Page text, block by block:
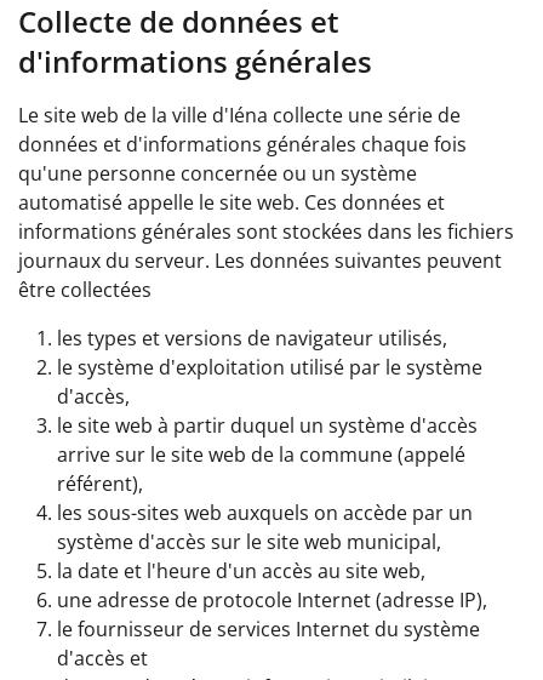
Collecte de données et
d'informations générales
Le site web de la ville d'Iéna collecte une série de
données et d'informations générales chaque fois
qu'une personne concernée ou un système
automatisé appelle le site web. Ces données et
informations générales sont stockées dans les fichiers
journaux du serveur. Les données suivantes peuvent
être collectées
les types et versions de navigateur utilisés,
le système d'exploitation utilisé par le système
d'accès,
le site web à partir duquel un système d'accès
arrive sur le site web de la commune (appelé
référent),
les sous-sites web auxquels on accède par un
système d'accès sur le site web municipal,
la date et l'heure d'un accès au site web,
une adresse de protocole Internet (adresse IP),
le fournisseur de services Internet du système
d'accès et